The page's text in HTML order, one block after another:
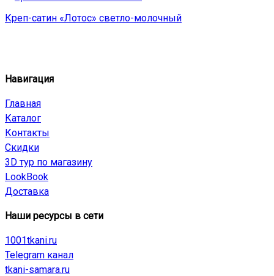
Креп-сатин «Лотос» светло-молочный
Навигация
Главная
Каталог
Контакты
Скидки
3D тур по магазину
LookBook
Доставка
Наши ресурсы в сети
1001tkani.ru
Telegram канал
tkani-samara.ru